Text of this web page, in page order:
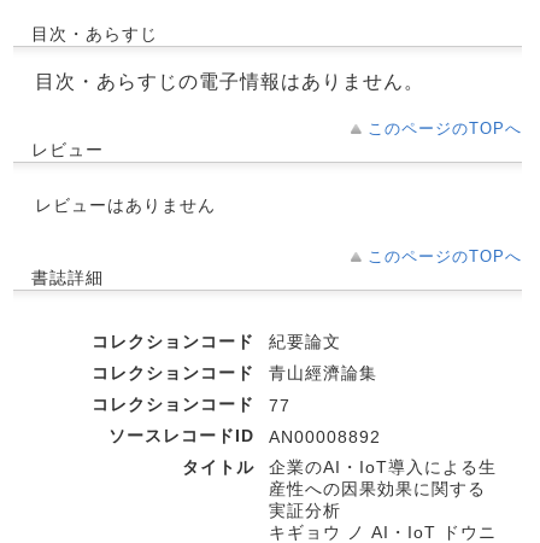
目次・あらすじ
目次・あらすじの電子情報はありません。
このページのTOPへ
レビュー
レビューはありません
このページのTOPへ
書誌詳細
コレクションコード
紀要論文
コレクションコード
青山經濟論集
コレクションコード
77
ソースレコードID
AN00008892
タイトル
企業のAI・IoT導入による生
産性への因果効果に関する
実証分析
キギョウ ノ AI・IoT ドウニ